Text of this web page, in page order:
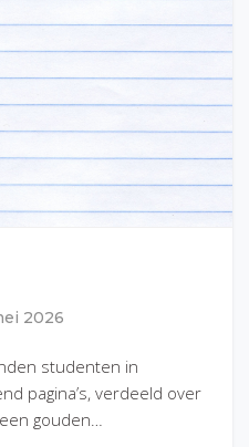
2026
studenten in
pagina’s, verdeeld over
gouden…